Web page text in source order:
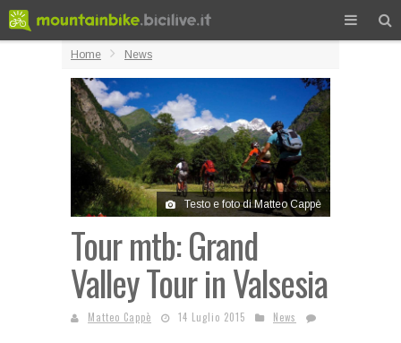
Home News
Testo e foto di Matteo Cappè
Tour mtb: Grand
Valley Tour in Valsesia
Matteo Cappè 14 Luglio 2015 News